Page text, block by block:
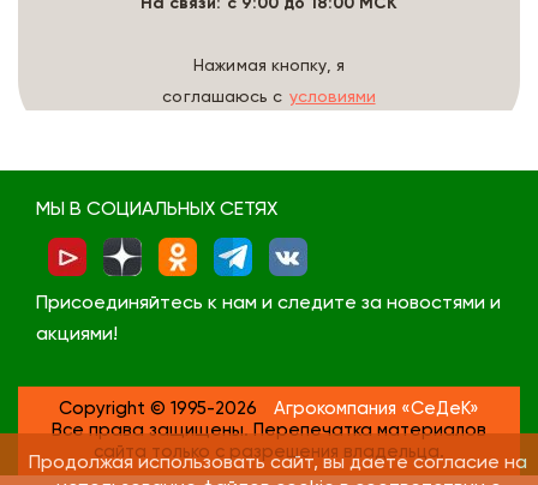
Нажимая кнопку, я
соглашаюсь с условиями
МЫ В СОЦИАЛЬНЫХ СЕТЯХ
Присоединяйтесь к нам и следите за новостями и
акциями!
Copyright © 1995-2026
Агрокомпания «СеДеК»
Все права защищены. Перепечатка материалов
сайта только с разрешения владельца.
Продолжая использовать сайт, вы даете согласие на